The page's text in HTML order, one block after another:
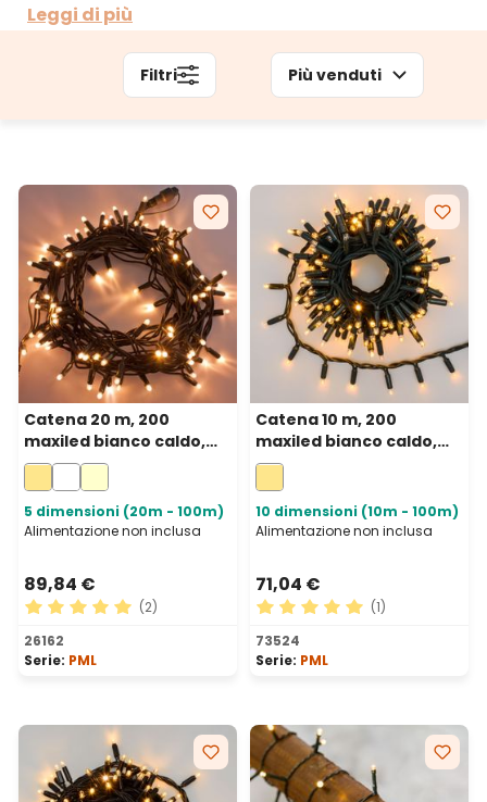
accessori. A seconda del contesto di utilizzo puoi
Leggi di più
Filtri Più venduti
Catena 20 m, 200
maxiled bianco caldo,
cavo verde,
prolungabile, IP67
5 dimensioni (20m - 100m)
Alimentazione non inclusa
89,84 €
Valutazione media di 5 su 5 stelle
(2)
26162
Serie: PML
Catena 10 m, 200
maxiled bianco caldo,
cavo verde,
prolungabile, IP67
10 dimensioni (10m - 100m)
Alimentazione non inclusa
71,04 €
Valutazione media di 5 su
(1)
73524
Serie: PML